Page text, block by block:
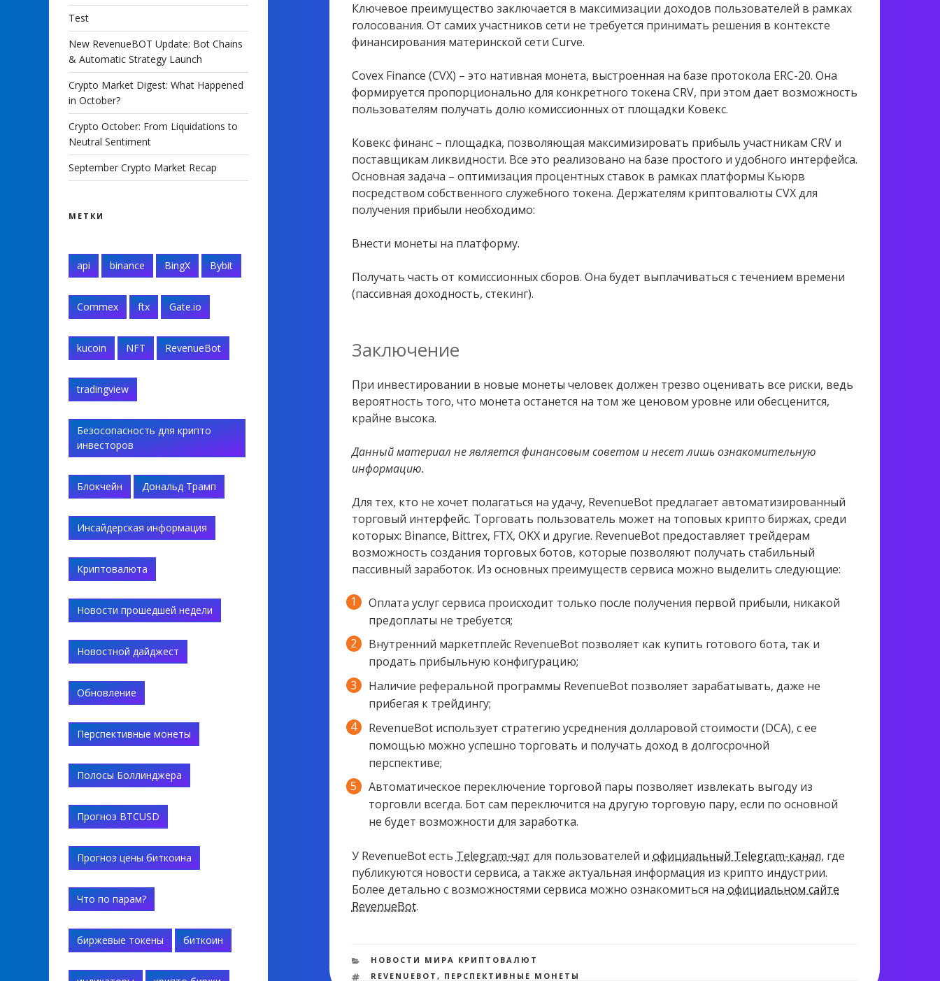
Ключевое преимущество заключается в максимизации доходов пользователей в рамках
голосования. От самих участников сети не требуется принимать решения в контексте
финансирования материнской сети Curve.
Covex Finance (CVX) – это нативная монета, выстроенная на базе протокола ERC-20. Она
формируется пропорционально для конкретного токена CRV, при этом дает возможность
пользователям получать долю комиссионных от площадки Ковекс.
Ковекс финанс – площадка, позволяющая максимизировать прибыль участникам CRV и
поставщикам ликвидности. Все это реализовано на базе простого и удобного интерфейса.
Основная задача – оптимизация процентных ставок в рамках платформы Кьюрв
посредством собственного служебного токена. Держателям криптовалюты CVX для
получения прибыли необходимо:
Внести монеты на платформу.
Получать часть от комиссионных сборов. Она будет выплачиваться с течением времени
(пассивная доходность, стекинг).
Заключение
При инвестировании в новые монеты человек должен трезво оценивать все риски, ведь
вероятность того, что монета останется на том же ценовом уровне или обесценится,
крайне высока.
Данный материал не является финансовым советом и несет лишь ознакомительную
информацию.
Для тех, кто не хочет полагаться на удачу, RevenueBot предлагает автоматизированный
торговый интерфейс. Торговать пользователь может на топовых крипто биржах, среди
которых: Binance, Bittrex, FTX, OKX и другие. RevenueBot предоставляет трейдерам
возможность создания торговых ботов, которые позволяют получать стабильный
пассивный заработок. Из основных преимуществ сервиса можно выделить следующие:
Оплата услуг сервиса происходит только после получения первой прибыли, никакой
предоплаты не требуется;
Внутренний маркетплейс RevenueBot позволяет как купить готового бота, так и
продать прибыльную конфигурацию;
Наличие реферальной программы RevenueBot позволяет зарабатывать, даже не
прибегая к трейдингу;
RevenueBot использует стратегию усреднения долларовой стоимости (DCA), с ее
помощью можно успешно торговать и получать доход в долгосрочной
перспективе;
Автоматическое переключение торговой пары позволяет извлекать выгоду из
торговли всегда. Бот сам переключится на другую торговую пару, если по основной
не будет возможности для заработка.
У RevenueBot есть Telegram-чат для пользователей и официальный Telegram-канал, где
публикуются новости сервиса, а также актуальная информация из крипто индустрии.
Более детально с возможностями сервиса можно ознакомиться на официальном сайте
RevenueBot.
РУБРИКИ
НОВОСТИ МИРА КРИПТОВАЛЮТ
МЕТКИ
REVENUEBOT, ПЕРСПЕКТИВНЫЕ МОНЕТЫ
Test
New RevenueBOT Update: Bot Chains
& Automatic Strategy Launch
Crypto Market Digest: What Happened
in October?
Crypto October: From Liquidations to
Neutral Sentiment
September Crypto Market Recap
МЕТКИ
api binance BingX Bybit
Commex ftx Gate.io
kucoin NFT RevenueBot
tradingview
Безосопасность для крипто
инвесторов
Блокчейн Дональд Трамп
Инсайдерская информация
Криптовалюта
Новости прошедшей недели
Новостной дайджест
Обновление
Перспективные монеты
Полосы Боллинджера
Прогноз BTCUSD
Прогноз цены биткоина
Что по парам?
биржевые токены биткоин